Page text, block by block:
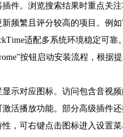
件。浏览搜索结果时重点关
新频繁且评分较高的项目。例
适配多系统环境稳定可靠
按钮启动安装流程，根据
示对应图标。访问包含音视
活播放功能。部分高级插件
，可右键点击图标进入设置